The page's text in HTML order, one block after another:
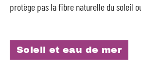
protège pas la fibre naturelle du soleil
Soleil et eau de mer